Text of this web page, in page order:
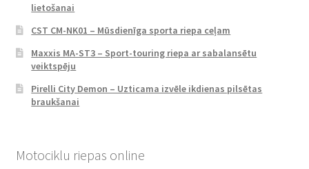
lietošanai
CST CM-NK01 – Mūsdienīga sporta riepa ceļam
Maxxis MA-ST3 – Sport-touring riepa ar sabalansētu
veiktspēju
Pirelli City Demon – Uzticama izvēle ikdienas pilsētas
braukšanai
Motociklu riepas online